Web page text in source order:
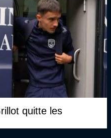
quitte les